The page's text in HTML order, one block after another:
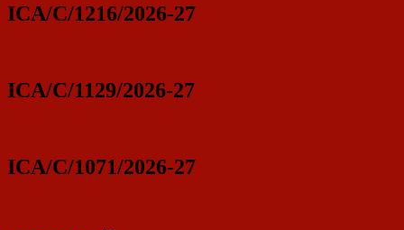
ICA/C/1216/2026-27
ICA/C/1129/2026-27
ICA/C/1071/2026-27